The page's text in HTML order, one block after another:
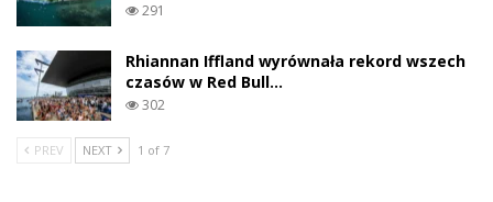
291
Rhiannan Iffland wyrównała rekord wszech
czasów w Red Bull…
302
PREV NEXT 1 of 7